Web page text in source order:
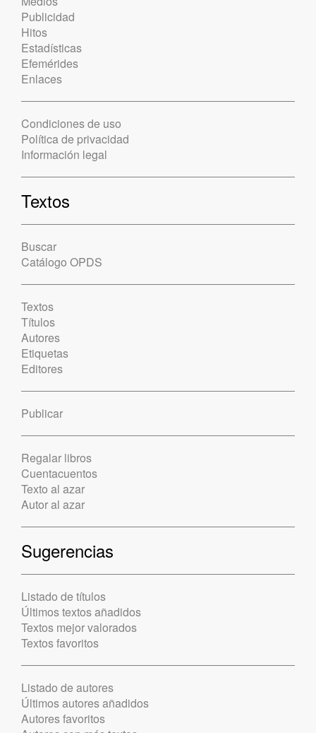
Publicidad
Hitos
Estadísticas
Efemérides
Enlaces
Condiciones de uso
Política de privacidad
Información legal
Textos
Buscar
Catálogo OPDS
Textos
Títulos
Autores
Etiquetas
Editores
Publicar
Regalar libros
Cuentacuentos
Texto al azar
Autor al azar
Sugerencias
Listado de títulos
Últimos textos añadidos
Textos mejor valorados
Textos favoritos
Listado de autores
Últimos autores añadidos
Autores favoritos